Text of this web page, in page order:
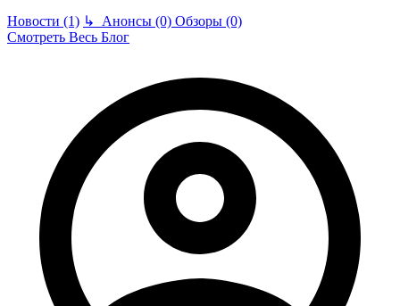
Новости (1) ↳ Анонсы (0) Обзоры (0)
Смотреть Весь Блог